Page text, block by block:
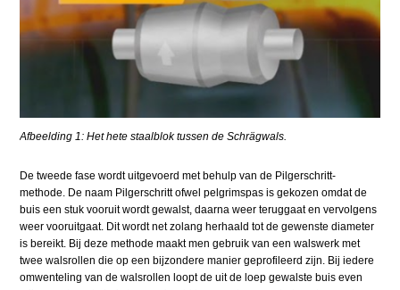
Afbeelding 1: Het hete staalblok tussen de Schrägwals.
De tweede fase wordt uitgevoerd met behulp van de Pilgerschritt-
methode. De naam Pilgerschritt ofwel pelgrimspas is gekozen omdat de
buis een stuk vooruit wordt gewalst, daarna weer teruggaat en vervolgens
weer vooruitgaat. Dit wordt net zolang herhaald tot de gewenste diameter
is bereikt. Bij deze methode maakt men gebruik van een walswerk met
twee walsrollen die op een bijzondere manier geprofileerd zijn. Bij iedere
omwenteling van de walsrollen loopt de uit de loep gewalste buis even